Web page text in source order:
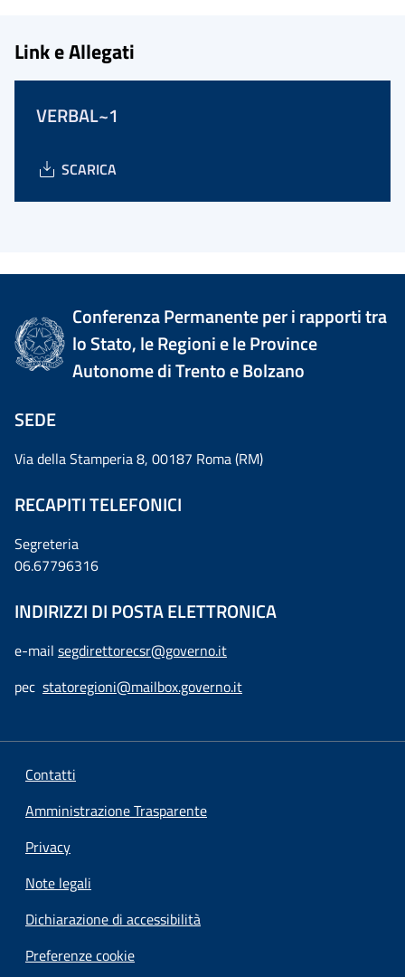
Link e Allegati
VERBAL~1
SCARICA
Conferenza Permanente per i rapporti tra
lo Stato, le Regioni e le Province
Autonome di Trento e Bolzano
SEDE
Via della Stamperia 8, 00187 Roma (RM)
RECAPITI TELEFONICI
Segreteria
06.67796316
INDIRIZZI DI POSTA ELETTRONICA
e-mail segdirettorecsr@governo.it
pec statoregioni@mailbox.governo.it
Contatti
Amministrazione Trasparente
Privacy
Note legali
Dichiarazione di accessibilità
Preferenze cookie